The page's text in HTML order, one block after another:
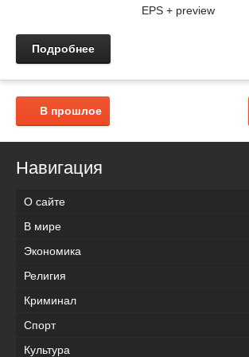
EPS + preview
Подробнее
В прошлое
Навигация
О сайте
В мире
Экономика
Религия
Криминал
Спорт
Культура